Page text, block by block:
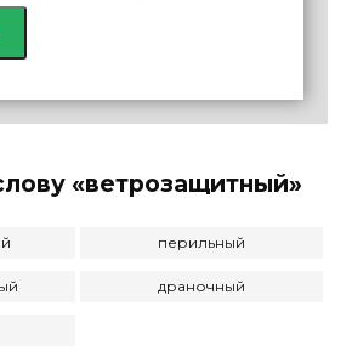
«ветрозащитный»
перильный
драночный